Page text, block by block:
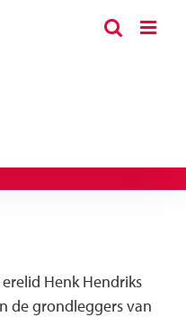
Henk Hendriks
de grondleggers van